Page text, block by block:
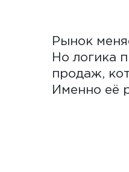
Рынок
Но логика
продаж,
Именно её